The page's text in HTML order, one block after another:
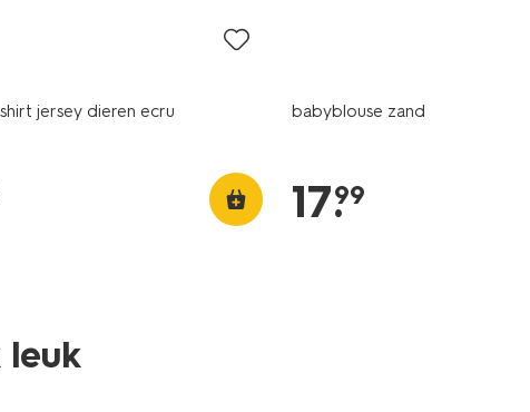
jersey dieren ecru babyblouse zand
17.
99
leuk